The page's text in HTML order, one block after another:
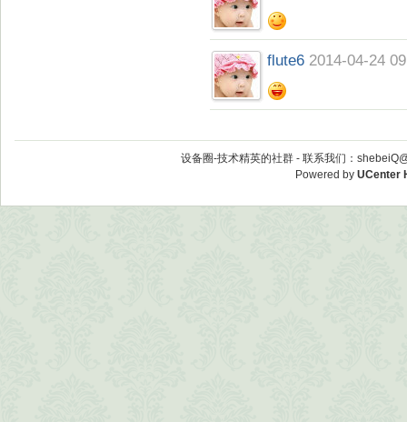
flute6 2014-04-24
设备圈-技术精英的社群 - 联系我们：
Powered by UCenter